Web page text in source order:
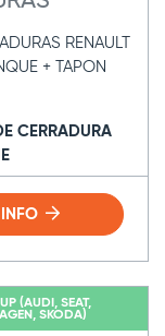
RENAULT
+ TAPON
CERRADURA
(AUDI, SEAT,
SKODA)